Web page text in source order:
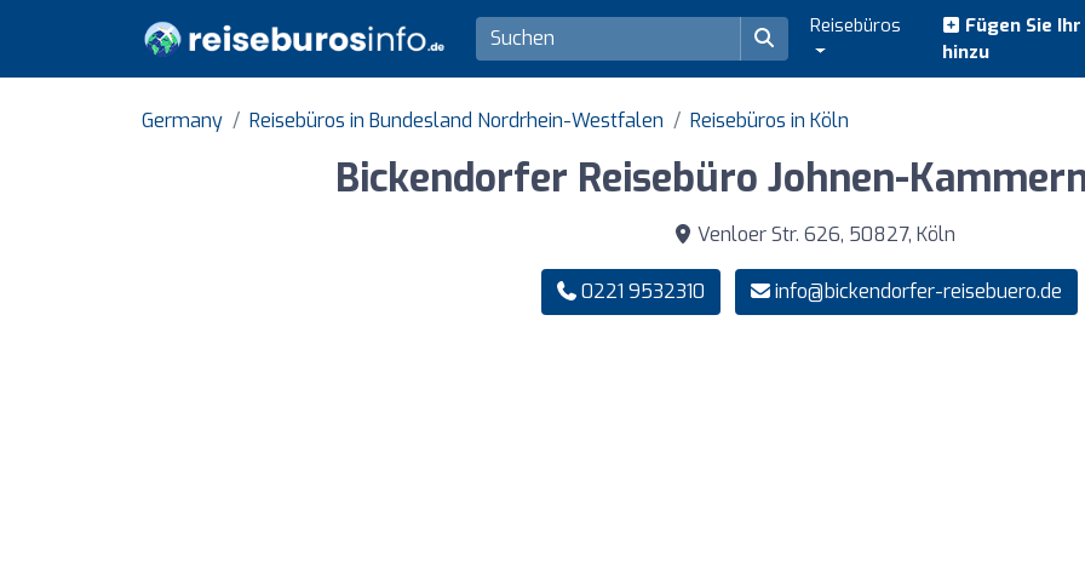
Reisebüros
Fügen Sie
hinzu
Germany Reisebüros in Bundesland Nordrhein-Westfalen Reisebüros in Köln
Bickendorfer Reisebüro Johnen-
Venloer Str. 626, 50827, Köln
0221 9532310 info@bickendorfer-reisebuero.de